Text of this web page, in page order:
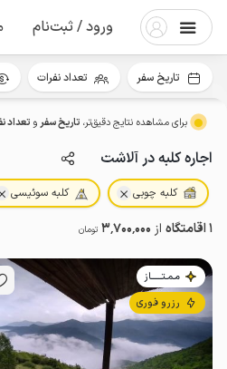
ورود / ثبت‌نام
برای مشاهده نتایج دقیق‌تر، تاریخ سفرو تعداد
اجاره کلبه در آلاشت
کلبه چوبی کلبه سوئیسی
1 اقامتگاه از 3٬700٬000 تومان
مـمـتــــــاز
رزرو فوری
تاریخ سفر تعداد نفرات